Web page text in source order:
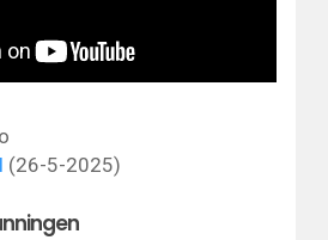
(26-5-2025)